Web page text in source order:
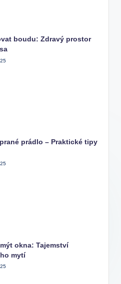
boudu: Zdravý prostor
prádlo – Praktické tipy
okna: Tajemství
mytí